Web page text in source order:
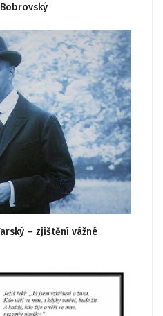
– zjištění vážné